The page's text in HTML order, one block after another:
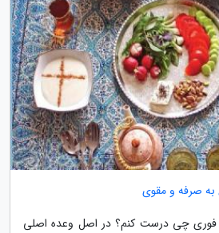
چی درست کنم؟ در اصل وعده اصلی